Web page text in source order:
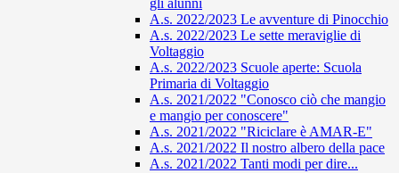
gli alunni
A.s. 2022/2023 Le avventure di Pinocchio
A.s. 2022/2023 Le sette meraviglie di
Voltaggio
A.s. 2022/2023 Scuole aperte: Scuola
Primaria di Voltaggio
A.s. 2021/2022 "Conosco ciò che mangio
e mangio per conoscere"
A.s. 2021/2022 "Riciclare è AMAR-E"
A.s. 2021/2022 Il nostro albero della pace
A.s. 2021/2022 Tanti modi per dire...